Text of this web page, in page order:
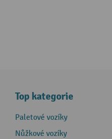
Top kategorie
Paletové vozíky
Nůžkové vozíky